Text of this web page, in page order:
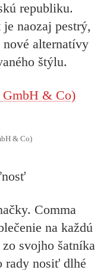
republiku.
naozaj pestrý,
nové alternatívy
štýlu.
& Co)
Comma
na každú
svojho šatníka
rady nosiť dlhé